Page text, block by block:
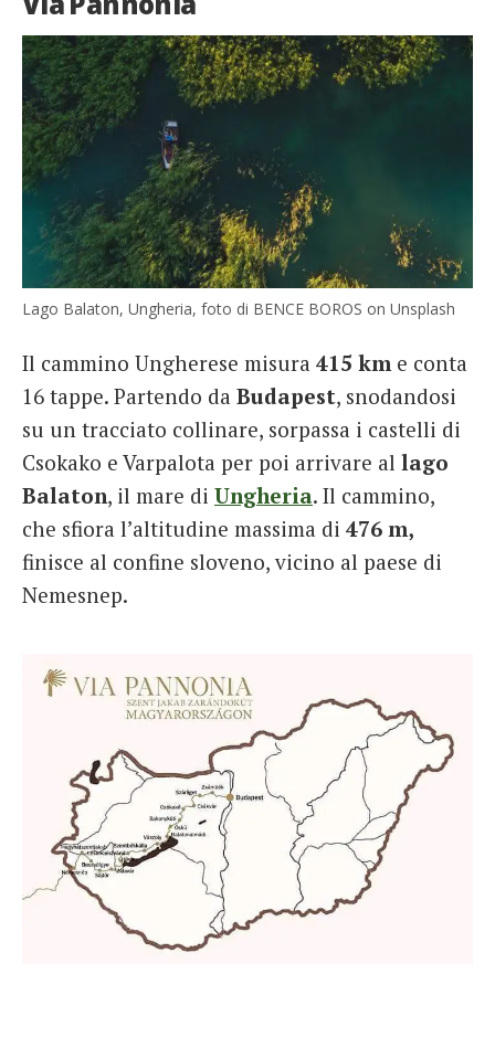
Lago Balaton, Ungheria, foto di BENCE BOROS on Unsplash
Il cammino Ungherese misura 415 km e conta
16 tappe. Partendo da Budapest, snodandosi
su un tracciato collinare, sorpassa i castelli di
Csokako e Varpalota per poi arrivare al lago
Balaton, il mare di Ungheria. Il cammino,
che sfiora l’altitudine massima di 476 m,
finisce al confine sloveno, vicino al paese di
Nemesnep.